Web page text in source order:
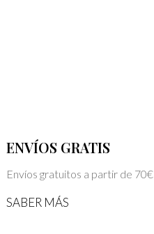
ENVÍOS GRATIS
Envíos gratuitos a partir de 70€
SABER MÁS